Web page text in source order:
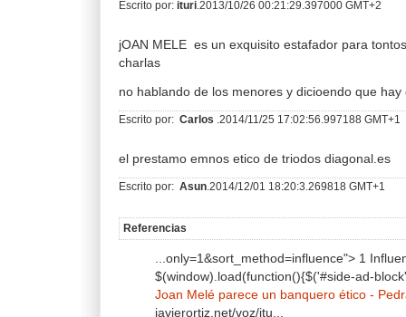
Escrito por: ituri .2013/10/26 00:21:29.397000 GMT+2
jOAN MELE es un exquisito estafador para
charlas
no hablando de los menores y dicioendo que
Escrito por: Carlos .2014/11/25 17:02:56.997188 GMT+1
el prestamo emnos etico de triodos diagonal.es
Escrito por: Asun .2014/12/01 18:20:3.269818 GMT+1
Referencias
...only=1&sort_method=influence"> 1
$(window).load(function(){$('#side-ad-
Joan Melé parece un banquero ético -
javierortiz.net/voz/itu...